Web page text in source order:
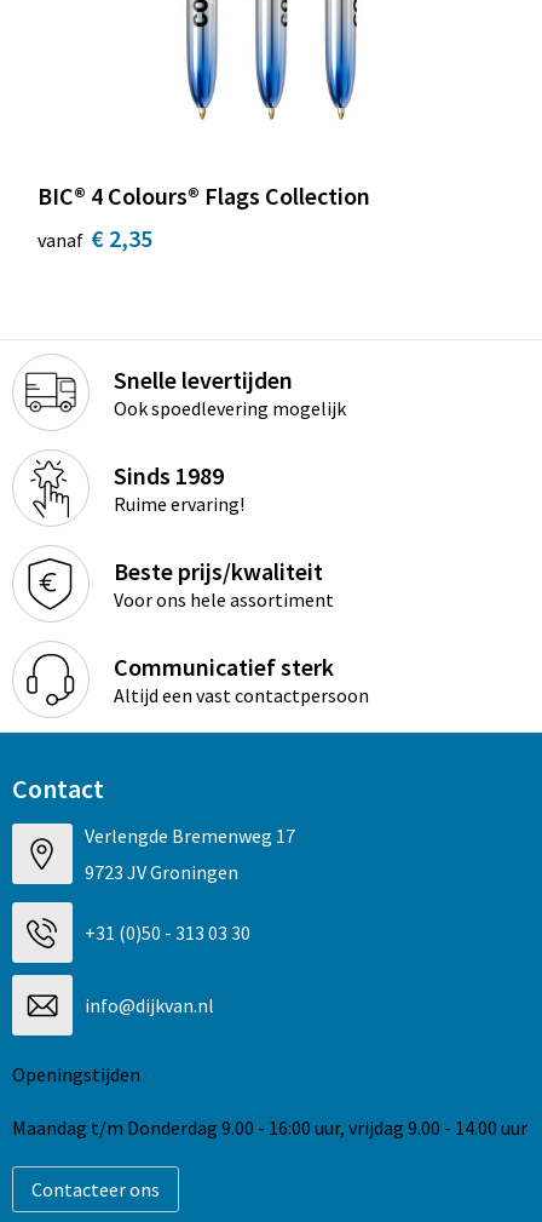
BIC® 4 Colours® Flags Collection
vanaf € 2,35
Snelle levertijden
Ook spoedlevering mogelijk
Sinds 1989
Ruime ervaring!
Beste prijs/kwaliteit
Voor ons hele assortiment
Communicatief sterk
Altijd een vast contactpersoon
Contact
Verlengde Bremenweg 17
9723 JV Groningen
+31 (0)50 - 313 03 30
info@dijkvan.nl
Openingstijden
Maandag t/m Donderdag 9.00 - 16:00 uur, vrijdag 9.00 - 14.00 uur
Contacteer ons